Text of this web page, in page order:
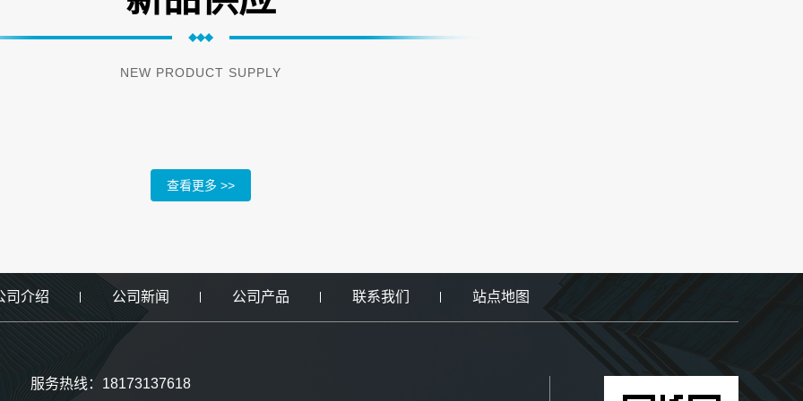
NEW PRODUCT SUPPLY
查看更多 >>
司介绍 公司新闻 公司产品 联系我们 站点地图
服务热线：18173137618